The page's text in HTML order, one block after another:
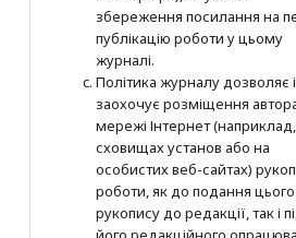
збереження посилання на
публікацію роботи у цьому
журналі.
Політика журналу дозволяє і
заохочує розміщення
мережі Інтернет
сховищах установ або на
особистих веб-сайтах)
роботи, як до подання цього
рукопису до редакції, так і